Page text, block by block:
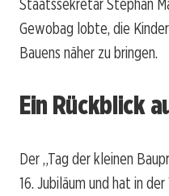
Gewobag lobte, die
Bauens näher zu bringen.
Ein Rückblick
Der „Tag der kleinen
16. Jubiläum und hat in